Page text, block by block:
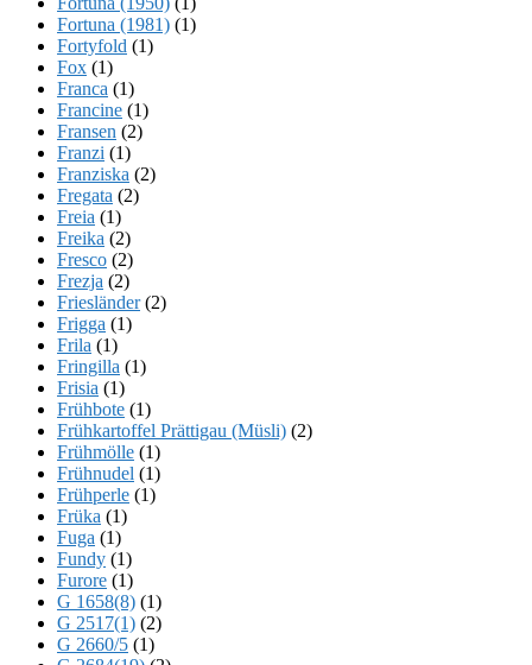
Fortuna (1981) (1)
Fortyfold (1)
Fox (1)
Franca (1)
Francine (1)
Fransen (2)
Franzi (1)
Franziska (2)
Fregata (2)
Freia (1)
Freika (2)
Fresco (2)
Frezja (2)
Friesländer(2)
Frigga (1)
Frila (1)
Fringilla (1)
Frisia (1)
Frühbote (1)
Frühkartoffel Prättigau (Müsli) (2)
Frühmölle (1)
Frühnudel (1)
Frühperle (1)
Früka (1)
Fuga (1)
Fundy (1)
Furore (1)
G 1658(8) (1)
G 2517(1) (2)
G 2660/5 (1)